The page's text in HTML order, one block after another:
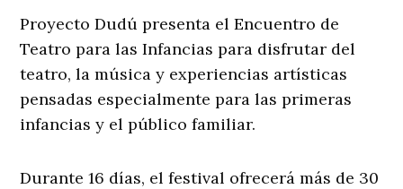
Proyecto Dudú presenta el Encuentro de
Teatro para las Infancias para disfrutar del
teatro, la música y experiencias artísticas
pensadas especialmente para las primeras
infancias y el público familiar.
Durante 16 días, el festival ofrecerá más de 30